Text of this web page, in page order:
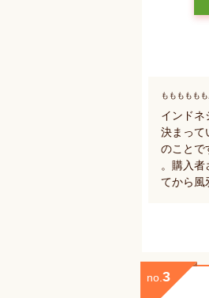
ももももも
インドネ
決まって
のことで
。購入
てから風
no. 3